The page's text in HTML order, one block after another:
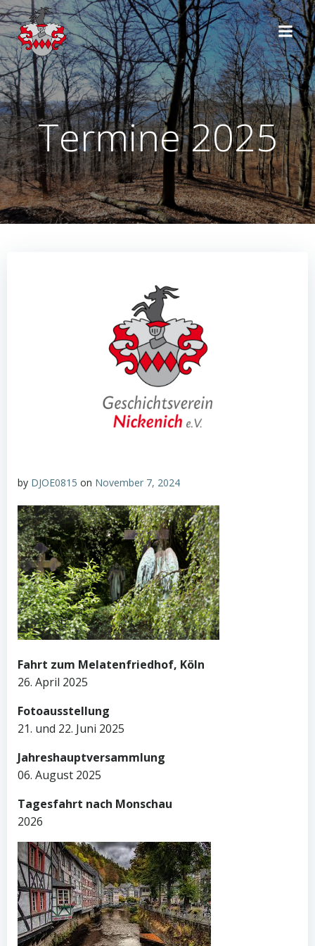
Zum
Inhalt
springen
Termine 2025
by DJOE0815 on November 7, 2024
Fahrt zum Melatenfriedhof, Köln
26. April 2025
Fotoausstellung
21. und 22. Juni 2025
Jahreshauptversammlung
06. August 2025
Tagesfahrt nach Monschau
2026